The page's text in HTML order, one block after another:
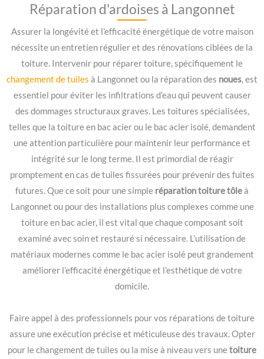
Réparation d'ardoises à Langonnet
Assurer la longévité et l’efficacité énergétique de votre maison
nécessite un entretien régulier et des rénovations ciblées de la
toiture. Intervenir pour réparer toiture, spécifiquement le
changement de tuiles à Langonnet ou la réparation des noues, est
essentiel pour éviter les infiltrations d’eau qui peuvent causer
des dommages structuraux graves. Les toitures spécialisées,
telles que la toiture en bac acier ou le bac acier isolé, demandent
une attention particulière pour maintenir leur performance et
intégrité sur le long terme. Il est primordial de réagir
promptement en cas de tuiles fissurées pour prévenir des fuites
futures. Que ce soit pour une simple réparation toiture tôleà
Langonnet ou pour des installations plus complexes comme une
toiture en bac acier, il est vital que chaque composant soit
examiné avec soin et restauré si nécessaire. L’utilisation de
matériaux modernes comme le bac acier isolé peut grandement
améliorer l’efficacité énergétique et l’esthétique de votre
domicile.
Faire appel à des professionnels pour vos réparations de toiture
assure une exécution précise et méticuleuse des travaux. Opter
pour le changement de tuiles ou la mise à niveau vers unetoiture